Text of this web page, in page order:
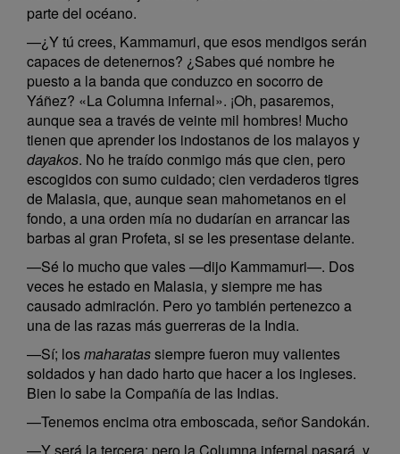
parte del océano.
—¿Y tú crees, Kammamuri, que esos mendigos serán
capaces de detenernos? ¿Sabes qué nombre he
puesto a la banda que conduzco en socorro de
Yáñez? «La Columna infernal». ¡Oh, pasaremos,
aunque sea a través de veinte mil hombres! Mucho
tienen que aprender los indostanos de los malayos y
dayakos. No he traído conmigo más que cien, pero
escogidos con sumo cuidado; cien verdaderos tigres
de Malasia, que, aunque sean mahometanos en el
fondo, a una orden mía no dudarían en arrancar las
barbas al gran Profeta, si se les presentase delante.
—Sé lo mucho que vales —dijo Kammamuri—. Dos
veces he estado en Malasia, y siempre me has
causado admiración. Pero yo también pertenezco a
una de las razas más guerreras de la India.
—Sí; losmaharatassiempre fueron muy valientes
soldados y han dado harto que hacer a los ingleses.
Bien lo sabe la Compañía de las Indias.
—Tenemos encima otra emboscada, señor Sandokán.